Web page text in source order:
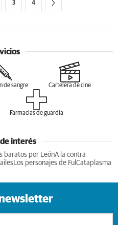
3 4
de sangre Cartelera de cine
Farmacias de guardia
de interés
baratos por LeónA la contra
Los personajes de Ful Cataplasma